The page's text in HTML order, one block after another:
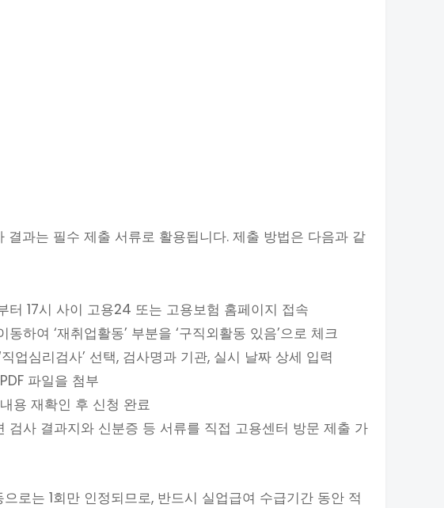
결과는 필수 제출 서류로 활용됩니다. 제출 방법은 다음과 같
터 17시 사이 고용24 또는 고용보험 홈페이지 접속
하여 ‘재취업활동’ 부분을 ‘구직외활동 있음’으로 체크
직업심리검사’ 선택, 검사명과 기관, 실시 날짜 상세 입력
파일을 첨부
용 재확인 후 신청 완료
검사 결과지와 신분증 등 서류를 직접 고용센터 방문 제출 가
로는 1회만 인정되므로, 반드시 실업급여 수급기간 동안 적